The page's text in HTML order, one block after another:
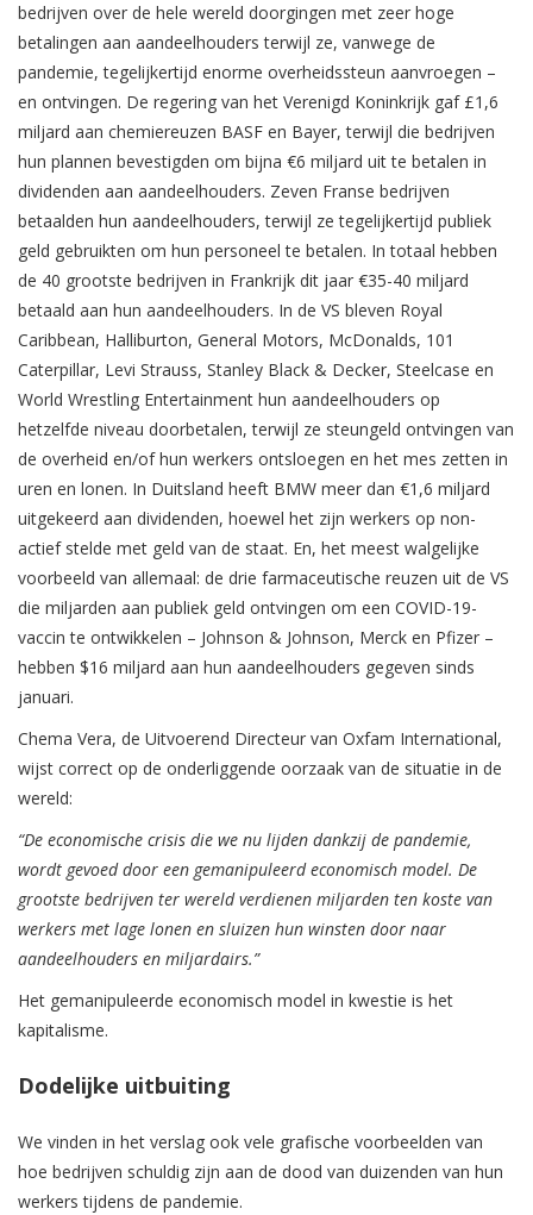
bedrijven over de hele wereld doorgingen met zeer hoge
betalingen aan aandeelhouders terwijl ze, vanwege de
pandemie, tegelijkertijd enorme overheidssteun aanvroegen –
en ontvingen. De regering van het Verenigd Koninkrijk gaf £1,6
miljard aan chemiereuzen BASF en Bayer, terwijl die bedrijven
hun plannen bevestigden om bijna €6 miljard uit te betalen in
dividenden aan aandeelhouders. Zeven Franse bedrijven
betaalden hun aandeelhouders, terwijl ze tegelijkertijd publiek
geld gebruikten om hun personeel te betalen. In totaal hebben
de 40 grootste bedrijven in Frankrijk dit jaar €35-40 miljard
betaald aan hun aandeelhouders. In de VS bleven Royal
Caribbean, Halliburton, General Motors, McDonalds, 101
Caterpillar, Levi Strauss, Stanley Black & Decker, Steelcase en
World Wrestling Entertainment hun aandeelhouders op
hetzelfde niveau doorbetalen, terwijl ze steungeld ontvingen van
de overheid en/of hun werkers ontsloegen en het mes zetten in
uren en lonen. In Duitsland heeft BMW meer dan €1,6 miljard
uitgekeerd aan dividenden, hoewel het zijn werkers op non-
actief stelde met geld van de staat. En, het meest walgelijke
voorbeeld van allemaal: de drie farmaceutische reuzen uit de VS
die miljarden aan publiek geld ontvingen om een COVID-19-
vaccin te ontwikkelen – Johnson & Johnson, Merck en Pfizer –
hebben $16 miljard aan hun aandeelhouders gegeven sinds
januari.
Chema Vera, de Uitvoerend Directeur van Oxfam International,
wijst correct op de onderliggende oorzaak van de situatie in de
wereld:
“De economische crisis die we nu lijden dankzij de pandemie,
wordt gevoed door een gemanipuleerd economisch model. De
grootste bedrijven ter wereld verdienen miljarden ten koste van
werkers met lage lonen en sluizen hun winsten door naar
aandeelhouders en miljardairs.”
Het gemanipuleerde economisch model in kwestie is het
kapitalisme.
Dodelijke uitbuiting
We vinden in het verslag ook vele grafische voorbeelden van
hoe bedrijven schuldig zijn aan de dood van duizenden van hun
werkers tijdens de pandemie.